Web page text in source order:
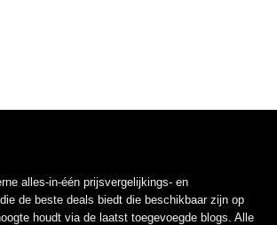
alles-in-één prijsvergelijkings- en
de beste deals biedt die beschikbaar zijn op
houdt via de laatst toegevoegde blogs. Alle